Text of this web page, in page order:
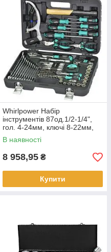
Whirlpower Набір
інструментів 87од.1/2-1/4",
гол. 4-24мм, ключі 8-22мм,
викрутки, шарн.-
губц.інcтрумент
В наявності
8 958,95 ₴
Купити